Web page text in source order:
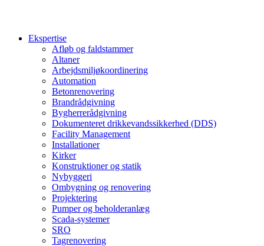
Ekspertise
Afløb og faldstammer
Altaner
Arbejdsmiljøkoordinering
Automation
Betonrenovering
Brandrådgivning
Bygherrerådgivning
Dokumenteret drikkevandssikkerhed (DDS)
Facility Management
Installationer
Kirker
Konstruktioner og statik
Nybyggeri
Ombygning og renovering
Projektering
Pumper og beholderanlæg
Scada-systemer
SRO
Tagrenovering